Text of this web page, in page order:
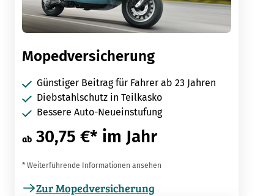
Mopedversicherung
Günstiger Beitrag für Fahrer ab 23 Jahren
Diebstahlschutz in Teilkasko
Bessere Auto-Neueinstufung
ab 30,75 €* im Jahr
* Weiterführende Informationen ansehen
Zur Mopedversicherung